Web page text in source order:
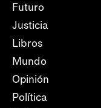
Futuro
Justicia
Libros
Mundo
Opinión
Política